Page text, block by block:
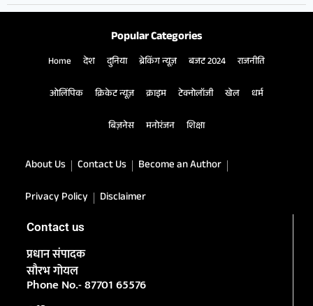
Popular Categories
Home देश दुनिया ब्रेकिंग न्यूज़ बजट 2024 राजनीति
ओलिंपिक क्रिकेट न्यूज़ क्राइम टेक्नोलॉजी खेल धर्म
बिज़नेस मनोरंजन शिक्षा
About Us Contact Us
Become an Author
Privacy Policy
Disclaimer
Contact us
प्रधान संपादक
सौरभ गोयल
Phone No.- 87701 65576